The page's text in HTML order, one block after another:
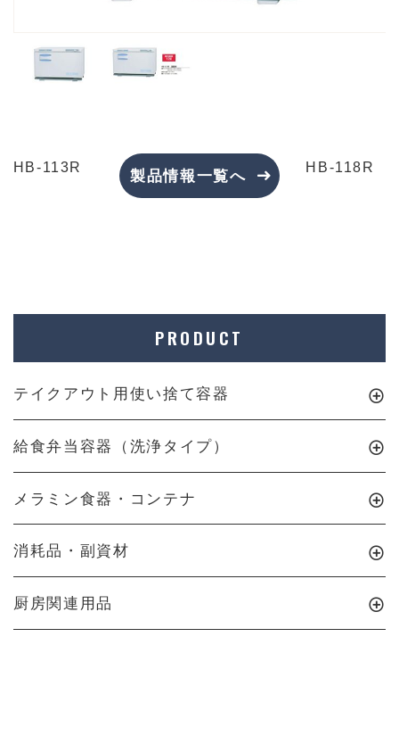
HB-113R
製品情報一覧へ
HB-118R
PRODUCT
テイクアウト用使い捨て容器
給食弁当容器（洗浄タイプ）
メラミン食器・コンテナ
消耗品・副資材
厨房関連用品